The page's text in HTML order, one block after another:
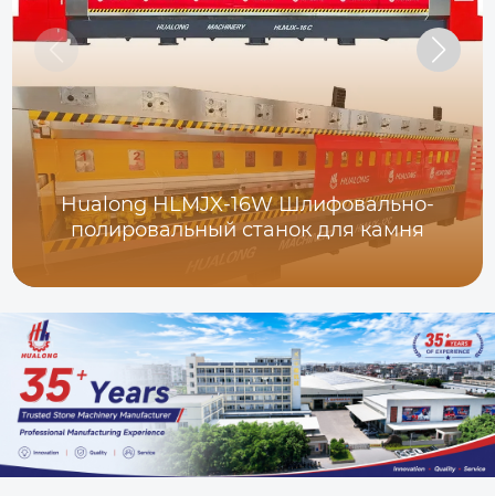
Hualong HLMJX-16W Шлифовально-
полировальный станок для камня